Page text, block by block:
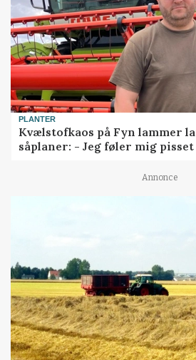
PLANTER
Kvælstofkaos på Fyn lammer
såplaner: - Jeg føler mig pisset
Annonce